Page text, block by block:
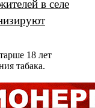
в селе
18 лет
табака.